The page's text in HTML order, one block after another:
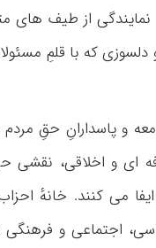
نمایندگی از طیف های
دلسوزی که با قلمِ
و پاسدارانِ حقِ
ای و اخلاقی، نقشی
می کنند. خانهٔ
اجتماعی و